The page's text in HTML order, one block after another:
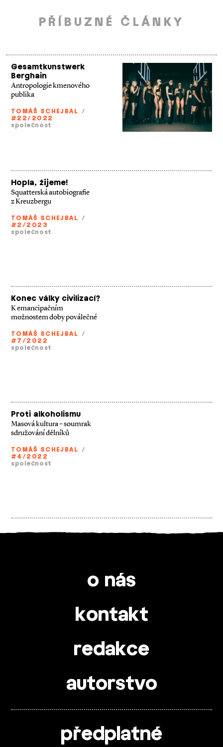
PŘÍBUZNÉ ČLÁNKY
Gesamtkunstwerk
Berghain
Antropologie kmenového
publika
TOMÁŠ SCHEJBAL /
#22/2022
společnost
Hopla, žijeme!
Squatterská autobiografie
z Kreuzbergu
TOMÁŠ SCHEJBAL /
#2/2023
společnost
Konec války civilizací?
K emancipačním
možnostem doby poválečné
TOMÁŠ SCHEJBAL /
#7/2022
společnost
Proti alkoholismu
Masová kultura – soumrak
sdružování dělníků
TOMÁŠ SCHEJBAL /
#4/2022
společnost
o nás
kontakt
redakce
autorstvo
předplatné